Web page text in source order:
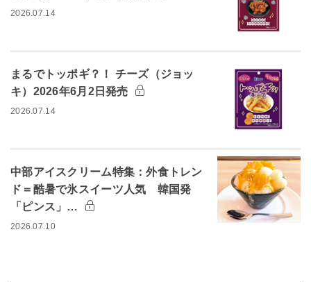
2026.07.14
まるでトッポギ？！ チーズ（ジョッ
キ）2026年6月2日発売
2026.07.14
中部アイスクリーム特集：外食トレン
ド＝酷暑で氷スイーツ人気 韓国発
「ピンス」…
2026.07.10